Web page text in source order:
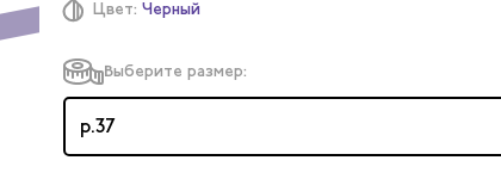
Цвет: Черный
Выберите размер:
р.37